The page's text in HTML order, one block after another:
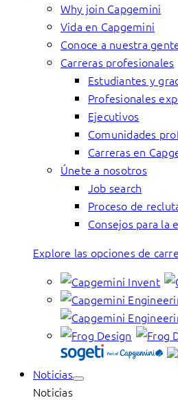
Why join Capgemini
Vida en Capgemini
Conoce a nuestra
Carreras profesionales
Estudiantes y
Profesionales
Ejecutivos
Comunidades
Carreras en
Únete a nosotros
Job search
Proceso de
Consejos para la
Explore las opciones de
Noticias
Noticias